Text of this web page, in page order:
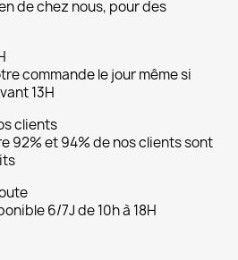
de chez nous, pour des
commande le jour même si
13H
clients
92% et 94% de nos clients sont
6/7J de 10h à 18H